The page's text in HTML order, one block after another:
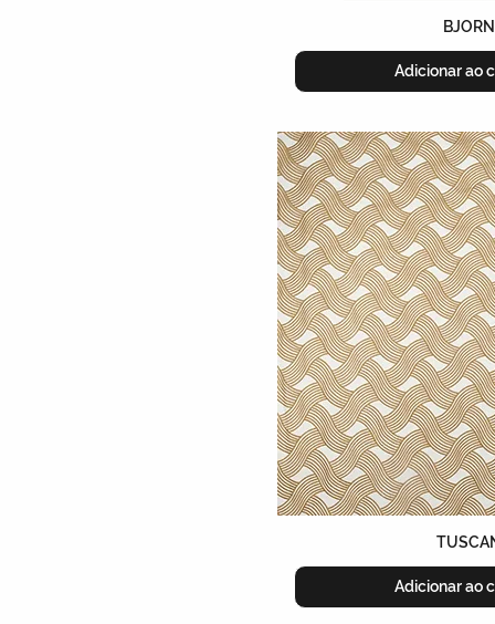
BJORN
Adicionar ao
Adicionar ao